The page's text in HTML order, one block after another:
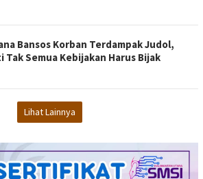
Bansos Korban Terdampak Judol,
Tak Semua Kebijakan Harus Bijak
Lihat Lainnya